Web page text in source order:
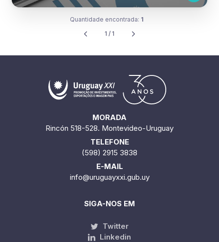
Quantidade encontrada: 1
1 / 1
MORADA
Rincón 518-528. Montevideo-Uruguay
TELEFONE
(598) 2915 3838
E-MAIL
info@uruguayxxi.gub.uy
SIGA-NOS EM
Twitter
Linkedin